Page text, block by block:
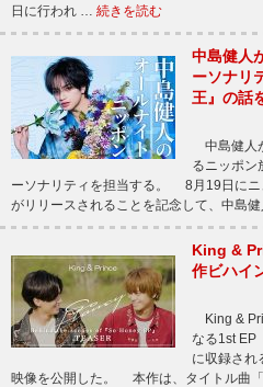
日に行われ … 続きを読む
中島健人
ーソナリ
王』の話
中島健人
るニッポン
ーソナリティを担当する。 8月19日にニ
がリリースされることを記念して、中島
King &
作ビハイ
King &
なる1st EP
に収録され
映像を公開した。 本作は、タイトル曲